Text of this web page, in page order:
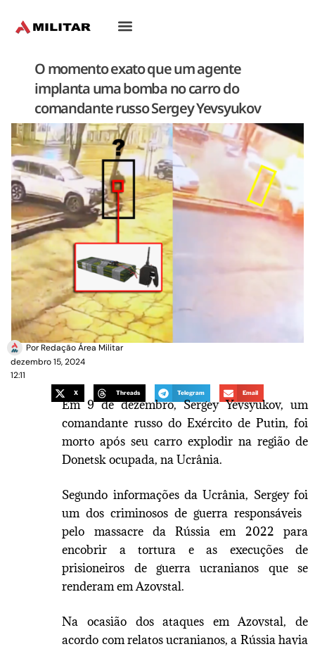
O momento exato que um agente
implanta uma bomba no carro do
comandante russo Sergey Yevsyukov
PorRedação Área Militar
dezembro 15, 2024
12:11
X Threads Telegram Email
Em 9 de dezembro, Sergey Yevsyukov, um
comandante russo do Exército de Putin, foi
morto após seu carro explodir na região de
Donetsk ocupada, na Ucrânia.
Segundo informações da Ucrânia, Sergey foi
um dos criminosos de guerra responsáveis ​​
pelo massacre da Rússia em 2022 para
encobrir a tortura e as execuções de
prisioneiros de guerra ucranianos que se
renderam em Azovstal.
Na ocasião dos ataques em Azovstal, de
acordo com relatos ucranianos, a Rússia havia